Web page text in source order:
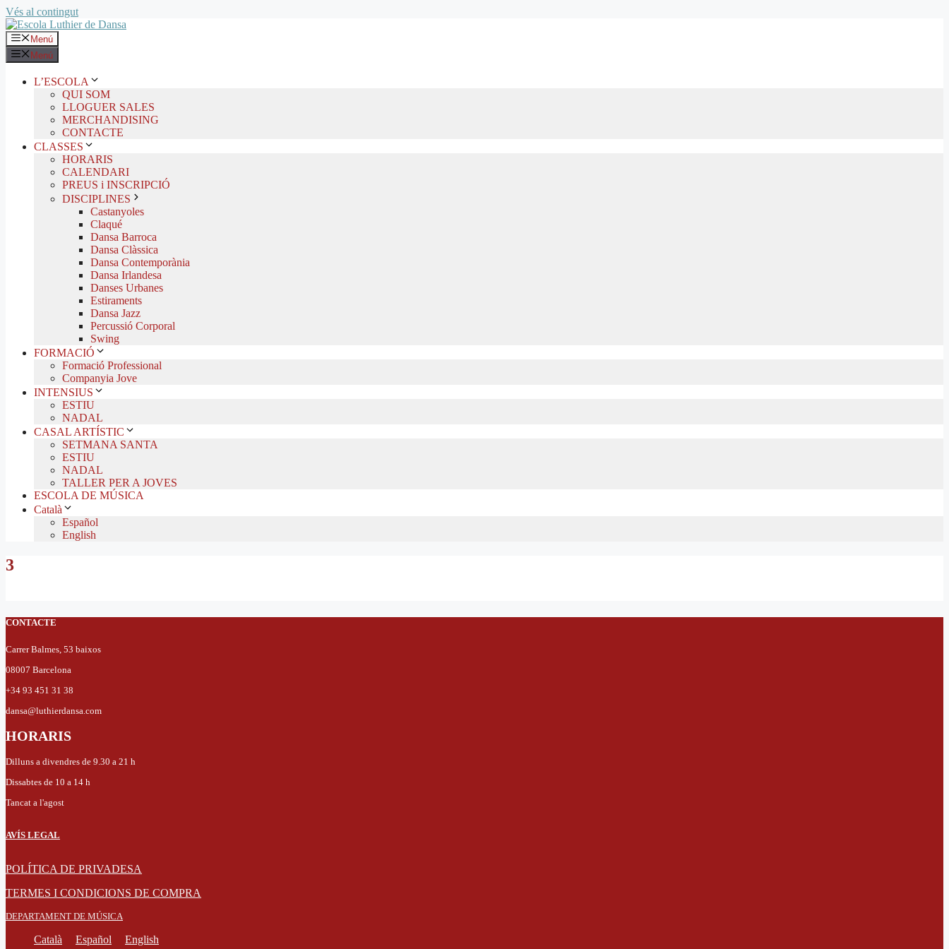
Vés al contingut
Menú
Menú
L’ESCOLA
QUI SOM
LLOGUER SALES
MERCHANDISING
CONTACTE
CLASSES
HORARIS
CALENDARI
PREUS i INSCRIPCIÓ
DISCIPLINES
Castanyoles
Claqué
Dansa Barroca
Dansa Clàssica
Dansa Contemporània
Dansa Irlandesa
Danses Urbanes
Estiraments
Dansa Jazz
Percussió Corporal
Swing
FORMACIÓ
Formació Professional
Companyia Jove
INTENSIUS
ESTIU
NADAL
CASAL ARTÍSTIC
SETMANA SANTA
ESTIU
NADAL
TALLER PER A JOVES
ESCOLA DE MÚSICA
Català
Español
English
3
CONTACTE
Carrer Balmes, 53 baixos
08007 Barcelona
+34 93 451 31 38
dansa@luthierdansa.com
HORARIS
Dilluns a divendres de 9.30 a 21 h
Dissabtes de 10 a 14 h
Tancat a l'agost
AVÍS LEGAL
POLÍTICA DE PRIVADESA
TERMES I CONDICIONS DE COMPRA
DEPARTAMENT DE MÚSICA
Català Español English